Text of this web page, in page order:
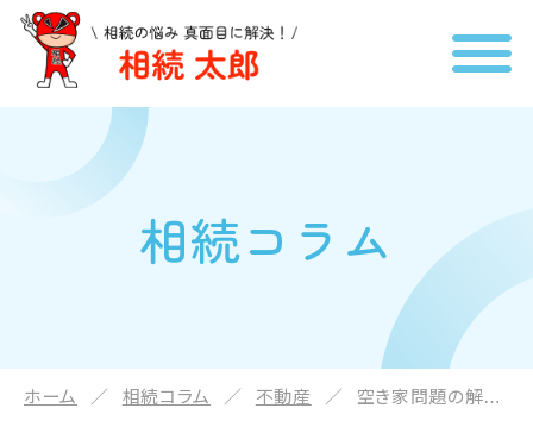
相続コラム
ホーム 相続コラム 不動産 空き家問題の解決方法 (1)